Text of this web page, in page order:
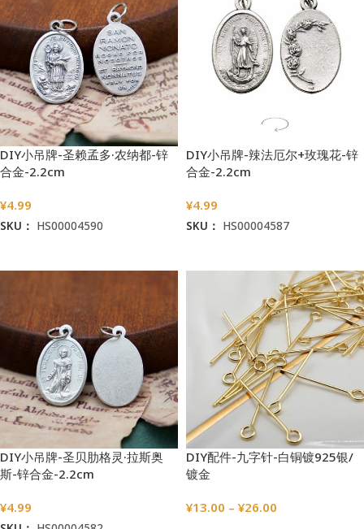
DIY小吊牌-圣赖孟多·农纳都-锌
合金-2.2cm
¥4.99
SKU： HS00004590
DIY小吊牌-辣法厄尔+玫瑰花-锌
合金-2.2cm
¥4.99
SKU： HS00004587
DIY小吊牌-圣贝肋格灵·拉斯奥
斯-锌合金-2.2cm
¥4.99
DIY配件-九字针-白铜镀925银/
镀金
¥13.00 – ¥26.00